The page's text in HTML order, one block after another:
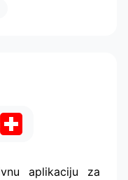
aplikaciju za